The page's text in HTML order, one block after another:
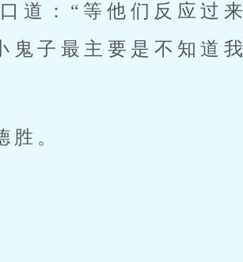
道：“等他们反应过来
子最主要是不知道我
胜。